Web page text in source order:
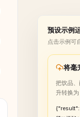
预设示例
点击示例可
将毫
把饮品
升转换
{"result":